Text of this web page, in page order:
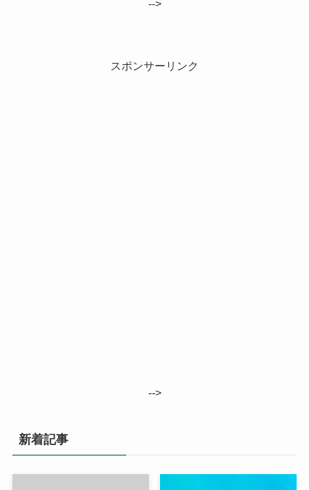
-->
スポンサーリンク
-->
新着記事